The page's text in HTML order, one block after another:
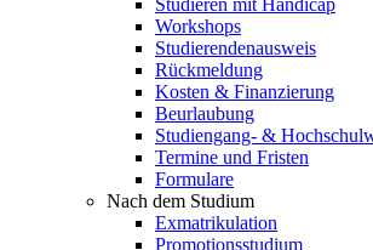
Studieren mit Handicap
Workshops
Studierendenausweis
Rückmeldung
Kosten & Finanzierung
Beurlaubung
Studiengang- &
Termine und Fristen
Formulare
Nach dem Studium
Exmatrikulation
Promotionsstudium